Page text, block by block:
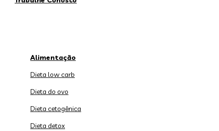
Alimentação
Dieta low carb
Dieta do ovo
Dieta cetogênica
Dieta detox